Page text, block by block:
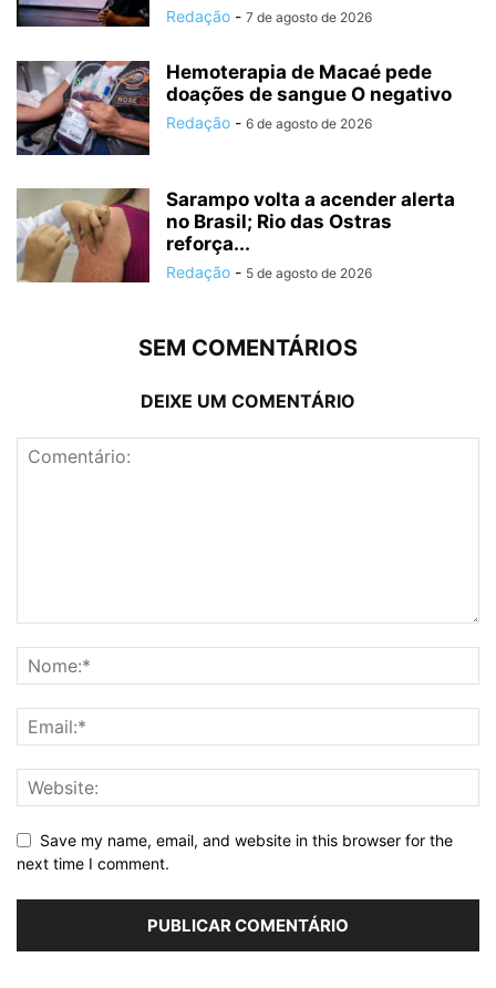
Redação - 7 de agosto de 2026
Hemoterapia de Macaé pede
doações de sangue O negativo
Redação - 6 de agosto de 2026
Sarampo volta a acender alerta
no Brasil; Rio das Ostras
reforça...
Redação - 5 de agosto de 2026
SEM COMENTÁRIOS
DEIXE UM COMENTÁRIO
Save my name, email, and website in this browser for the
next time I comment.